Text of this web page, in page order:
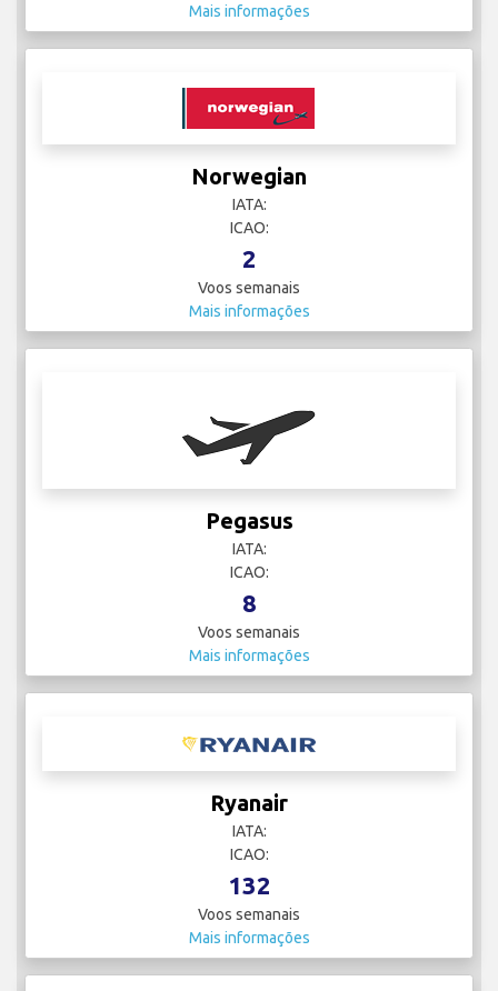
Mais informações
Norwegian
IATA:
ICAO:
2
Voos semanais
Mais informações
Pegasus
IATA:
ICAO:
8
Voos semanais
Mais informações
Ryanair
IATA:
ICAO:
132
Voos semanais
Mais informações